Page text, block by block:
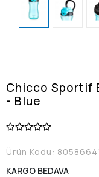
Chicco Sportif
- Blue
Ürün Kodu:
KARGO BEDAVA